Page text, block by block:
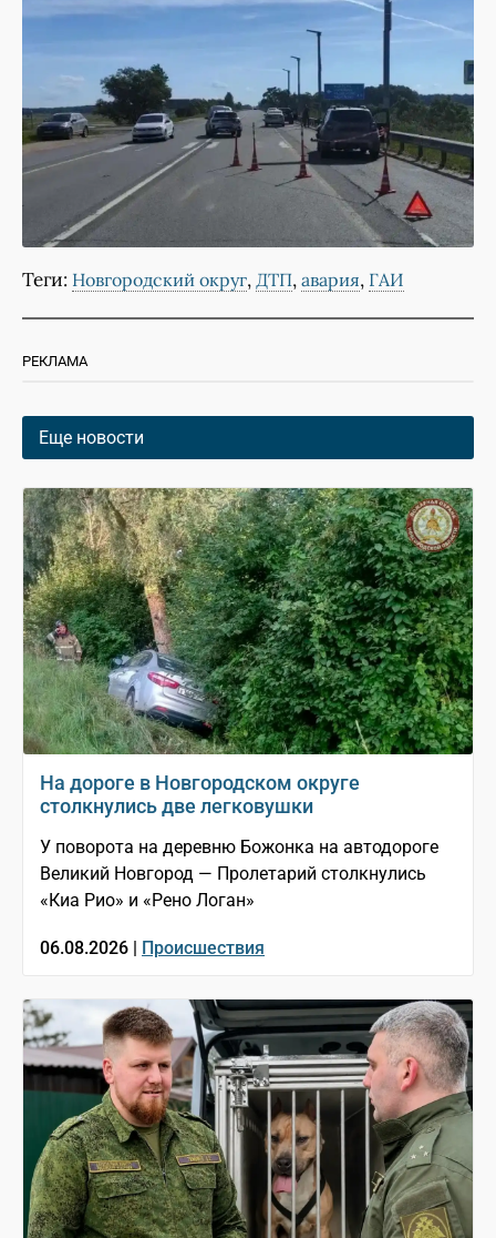
Теги: Новгородский округ, ДТП, авария, ГАИ
РЕКЛАМА
Еще новости
На дороге в Новгородском округе
столкнулись две легковушки
У поворота на деревню Божонка на автодороге
Великий Новгород — Пролетарий столкнулись
«Киа Рио» и «Рено Логан»
06.08.2026 | Происшествия